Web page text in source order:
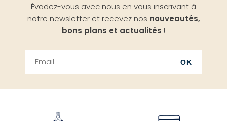
Évadez-vous avec nous en vous inscrivant à
notre newsletter et recevez nos nouveautés,
bons plans et actualités !
OK